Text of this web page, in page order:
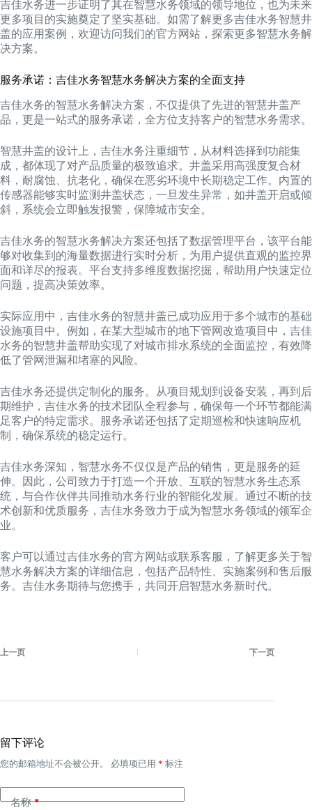
吉佳水务进一步证明了其在智慧水务领域的领导地位，也为未来
更多项目的实施奠定了坚实基础。如需了解更多吉佳水务智慧井
盖的应用案例，欢迎访问我们的官方网站，探索更多智慧水务解
决方案。
服务承诺：吉佳水务智慧水务解决方案的全面支持
吉佳水务的智慧水务解决方案，不仅提供了先进的智慧井盖产
品，更是一站式的服务承诺，全方位支持客户的智慧水务需求。
智慧井盖的设计上，吉佳水务注重细节，从材料选择到功能集
成，都体现了对产品质量的极致追求。井盖采用高强度复合材
料，耐腐蚀、抗老化，确保在恶劣环境中长期稳定工作。内置的
传感器能够实时监测井盖状态，一旦发生异常，如井盖开启或倾
斜，系统会立即触发报警，保障城市安全。
吉佳水务的智慧水务解决方案还包括了数据管理平台，该平台能
够对收集到的海量数据进行实时分析，为用户提供直观的监控界
面和详尽的报表。平台支持多维度数据挖掘，帮助用户快速定位
问题，提高决策效率。
实际应用中，吉佳水务的智慧井盖已成功应用于多个城市的基础
设施项目中。例如，在某大型城市的地下管网改造项目中，吉佳
水务的智慧井盖帮助实现了对城市排水系统的全面监控，有效降
低了管网泄漏和堵塞的风险。
吉佳水务还提供定制化的服务。从项目规划到设备安装，再到后
期维护，吉佳水务的技术团队全程参与，确保每一个环节都能满
足客户的特定需求。服务承诺还包括了定期巡检和快速响应机
制，确保系统的稳定运行。
吉佳水务深知，智慧水务不仅仅是产品的销售，更是服务的延
伸。因此，公司致力于打造一个开放、互联的智慧水务生态系
统，与合作伙伴共同推动水务行业的智能化发展。通过不断的技
术创新和优质服务，吉佳水务致力于成为智慧水务领域的领军企
业。
客户可以通过吉佳水务的官方网站或联系客服，了解更多关于智
慧水务解决方案的详细信息，包括产品特性、实施案例和售后服
务。吉佳水务期待与您携手，共同开启智慧水务新时代。
上一页 下一页
留下评论
您的邮箱地址不会被公开。 必填项已用 * 标注
名称*